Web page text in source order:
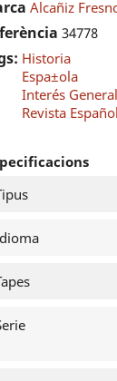
Alcañiz
34778
Historia
Espa±ola
Interés General
Revista